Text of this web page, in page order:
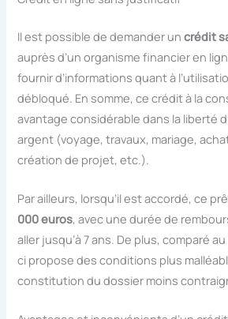
Il est possible de demander uncrédit
auprès d’un organisme financier en
fournir d’informations quant à
débloqué. En somme, ce crédit à la
avantage considérable dans la liberté
argent (voyage, travaux, mariage,
création de projet, etc.).
Par ailleurs, lorsqu’il est accordé, ce
000 euros, avec une durée de
aller jusqu’à 7 ans. De plus, comparé
ci propose des conditions plus
constitution du dossier moins